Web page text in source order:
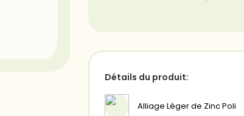
Détails du produit:
Alliage Léger de Zinc Poli